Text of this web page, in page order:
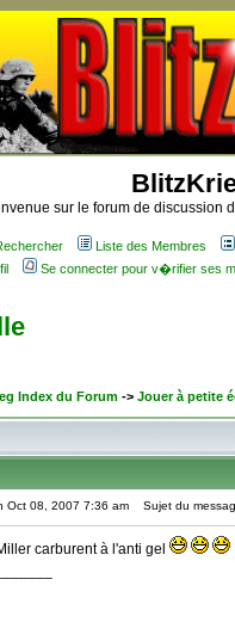
sur le forum de discussion
Liste des Membres
Se connecter pour v�rifier ses
Index du Forum -> Jouer à petite
Oct 08, 2007 7:36 am Sujet du
carburent à l'anti gel